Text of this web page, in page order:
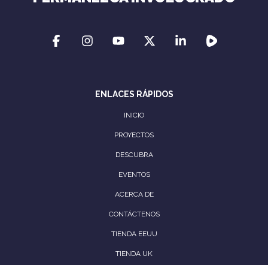
ENLACES RÁPIDOS
INICIO
PROYECTOS
DESCUBRA
EVENTOS
ACERCA DE
CONTÁCTENOS
TIENDA EEUU
TIENDA UK